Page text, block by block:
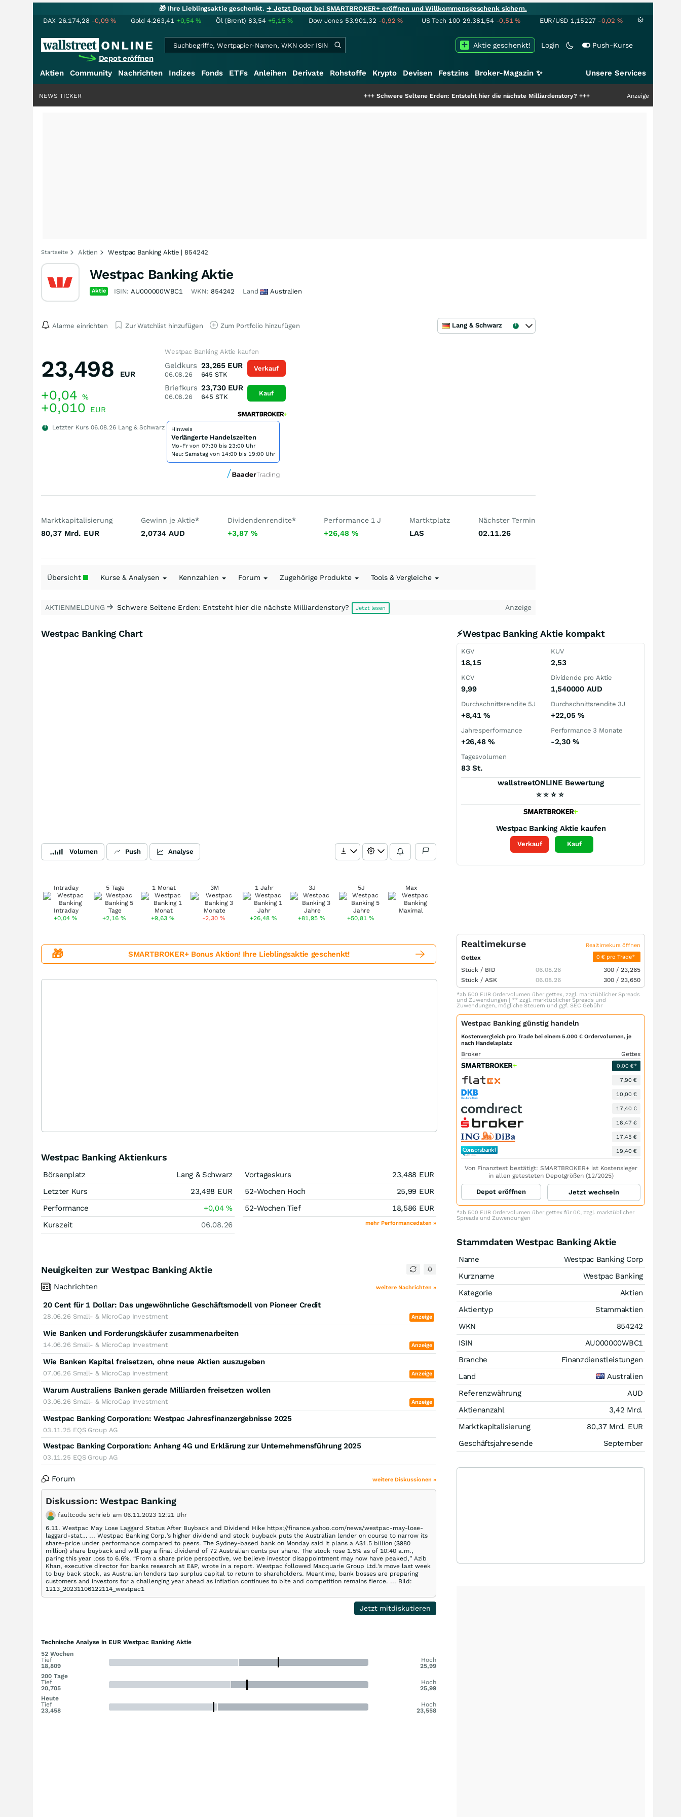
🎁 Ihre Lieblingsaktie geschenkt.→ Jetzt Depot bei SMARTBROKER+ eröffnen und Willkommensgeschenk sichern.
DAX 26.174,28 -0,09% Gold 4.263,41 +0,54% Öl (Brent) 83,54 +5,15% Dow Jones 53.901,32 -0,92% US Tech 100 29.381,54 -0,51% EUR/USD 1,15227 -0,02 %
Depot eröffnen
Login Push-Kurse
Aktie geschenkt!
Aktien Community Nachrichten Indizes Fonds ETFs Anleihen Derivate Rohstoffe Krypto Devisen Festzins Broker-Magazin ✨ Unsere Services
Schwere Seltene Erden: Entsteht hier die nächste Milliardenstory?+++ Anzeige
NEWS TICKER
Startseite Aktien Westpac Banking Aktie | 854242
Westpac Banking Aktie
Aktie ISIN:AU000000WBC1 WKN: 854242 Land Australien
Alarme einrichten Zur Watchlist hinzufügen Zum Portfolio hinzufügen Lang & Schwarz
23,498 EUR
+0,04 %
+0,010 EUR
Letzter Kurs 06.08.26 Lang & Schwarz
Westpac Banking Aktie kaufen
Geldkurs
06.08.26
23,265 EUR
645 STK
Briefkurs
06.08.26
23,730 EUR
645 STK
Verkauf
Kauf
Hinweis
Verlängerte Handelszeiten
Mo-Fr von 07:30 bis 23:00 Uhr
Neu: Samstag von 14:00 bis 19:00 Uhr
Marktkapitalisierung
80,37 Mrd. EUR
Gewinn je Aktie*
2,0734 AUD
Dividendenrendite*
+3,87 %
Performance 1 J
+26,48%
Martktplatz
LAS
Nächster Termin
02.11.26
Übersicht Kurse & Analysen Kennzahlen Forum Zugehörige Produkte Tools & Vergleiche
AKTIENMELDUNG Schwere Seltene Erden: Entsteht hier die nächste Milliardenstory? Jetzt lesen Anzeige
Westpac Banking Chart
Volumen Push Analyse
Intraday
+0,04 %
5 Tage
+2,16%
1 Monat
+9,63%
3M
-2,30%
1 Jahr
+26,48 %
3J
+81,95 %
5J
+50,81 %
Max
⚡Westpac Banking Aktie kompakt
KGV
18,15
KUV
2,53
KCV
9,99
Dividende pro Aktie
1,540000 AUD
Durchschnittsrendite 5J
+8,41%
Durchschnittsrendite 3J
+22,05 %
Jahresperformance
+26,48 %
Performance 3 Monate
-2,30%
Tagesvolumen
83 St.
wallstreetONLINE Bewertung
⭐ ⭐ ⭐ ⭐
Westpac Banking Aktie kaufen
Verkauf Kauf
🎁 SMARTBROKER+ Bonus Aktion! Ihre Lieblingsaktie geschenkt!
Westpac Banking Aktienkurs
Börsenplatz
Lang & Schwarz
Letzter Kurs
23,498 EUR
Performance
+0,04%
Kurszeit
06.08.26
Vortageskurs 23,488 EUR
52-Wochen Hoch
25,99 EUR
52-Wochen Tief
18,586 EUR
mehr Performancedaten »
Neuigkeiten zur Westpac Banking Aktie
Nachrichten weitere Nachrichten »
20 Cent für 1 Dollar: Das ungewöhnliche Geschäftsmodell von Pioneer Credit
28.06.26 Small- & MicroCap Investment Anzeige
Wie Banken und Forderungskäufer zusammenarbeiten
14.06.26 Small- & MicroCap Investment Anzeige
Wie Banken Kapital freisetzen, ohne neue Aktien auszugeben
07.06.26 Small- & MicroCap Investment Anzeige
Warum Australiens Banken gerade Milliarden freisetzen wollen
03.06.26 Small- & MicroCap Investment Anzeige
Westpac Banking Corporation: Westpac Jahresfinanzergebnisse 2025
03.11.25 EQS Group AG
Westpac Banking Corporation: Anhang 4G und Erklärung zur Unternehmensführung 2025
03.11.25 EQS Group AG
Forum weitere Diskussionen »
Diskussion: Westpac Banking
faultcode schrieb am 06.11.2023 12:21 Uhr
6.11. Westpac May Lose Laggard Status After Buyback and Dividend Hike https://finance.yahoo.com/news/westpac-may-lose-
laggard-stat… ... Westpac Banking Corp.’s higher dividend and stock buyback puts the Australian lender on course to narrow its
share-price under performance compared to peers. The Sydney-based bank on Monday said it plans a A$1.5 billion ($980
million) share buyback and will pay a final dividend of 72 Australian cents per share. The stock rose 1.5% as of 10:40 a.m.,
paring this year loss to 6.6%. “From a share price perspective, we believe investor disappointment may now have peaked,” Azib
Khan, executive director for banks research at E&P, wrote in a report. Westpac followed Macquarie Group Ltd.’s move last week
to buy back stock, as Australian lenders tap surplus capital to return to shareholders. Meantime, bank bosses are preparing
customers and investors for a challenging year ahead as inflation continues to bite and competition remains fierce. ... Bild:
1213_20231106122114_westpac1
Jetzt mitdiskutieren
Technische Analyse in EUR Westpac Banking Aktie
52 Wochen
Tief
18,809
Hoch
25,99
200 Tage
Tief
20,705
Hoch
25,99
Heute
Tief
23,458
Hoch
23,558
Realtimekurse Realtimekurs öffnen
Gettex 0 € pro Trade*
Stück / BID 06.08.26 300 / 23,265
Stück / ASK 06.08.26 300 / 23,650
*ab 500 EUR Ordervolumen über gettex, zzgl. marktüblicher Spreads
und Zuwendungen | ** zzgl. marktüblicher Spreads und
Zuwendungen, mögliche Steuern und ggf. SEC Gebühr
Westpac Banking günstig handeln
Kostenvergleich pro Trade bei einem 5.000 € Ordervolumen, je
nach Handelsplatz
Broker Gettex
0,00 €*
7,90 €
10,00 €
17,40 €
18,47 €
17,45 €
19,40 €
Von Finanztest bestätigt: SMARTBROKER+ ist Kostensieger
in allen getesteten Depotgrößen (12/2025)
Depot eröffnen Jetzt wechseln
*ab 500 EUR Ordervolumen über gettex für 0€, zzgl. marktüblicher
Spreads und Zuwendungen
Stammdaten Westpac Banking Aktie
Name
Westpac Banking Corp
Kurzname
Westpac Banking
Kategorie
Aktien
Aktientyp
Stammaktien
WKN
854242
ISIN
AU000000WBC1
Branche
Finanzdienstleistungen
Land
Australien
Referenzwährung
AUD
Aktienanzahl
3,42 Mrd.
Marktkapitalisierung
80,37 Mrd. EUR
Geschäftsjahresende
September